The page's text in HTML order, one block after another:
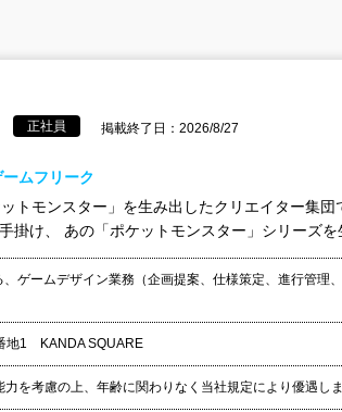
正社員 掲載終了日：2026/8/27
ムフリーク
トモンスター」を生み出したクリエイター集団
掛け、 あの「ポケットモンスター」シリーズを
ゲームデザイン業務（企画提案、仕様策定、進行管理
地1 KANDA SQUARE
を考慮の上、年齢に関わりなく当社規定により優遇し